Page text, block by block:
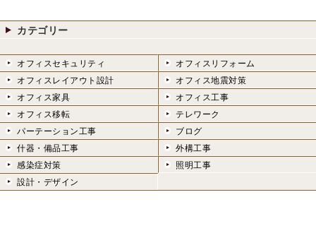
カテゴリー
オフィスセキュリティ
オフィスリフォーム
オフィスレイアウト設計
オフィス地震対策
オフィス家具
オフィス工事
オフィス移転
テレワーク
パーテーション工事
ブログ
什器・備品工事
外構工事
感染症対策
照明工事
設計・デザイン